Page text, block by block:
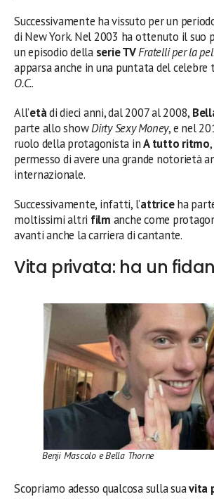
Successivamente ha vissuto per un
di New York. Nel 2003 ha ottenuto il suo
un episodio dellaserie TVFratelli per la
apparsa anche in una puntata del celebre
O.C..
All’etàdi dieci anni, dal 2007 al 2008,
parte allo showDirty Sexy Money, e nel
ruolo della protagonista inA tutto ritmo,
permesso di avere una grande notorietà
internazionale.
Successivamente, infatti, l’attriceha
moltissimi altri film anche come
avanti anche la carriera di cantante.
Vita privata: ha un
Benji Mascolo e Bella Thorne
Scopriamo adesso qualcosa sulla suavita